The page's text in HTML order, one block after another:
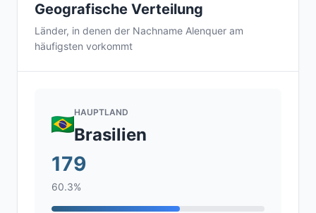
Geografische Verteilung
Länder, in denen der Nachname Alenquer am
häufigsten vorkommt
HAUPTLAND
Brasilien
179
60.3%